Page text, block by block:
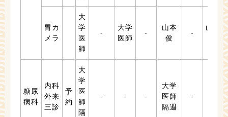
胃カ
メラ
大
学
医
師
-
大学
医師
-
山本
俊
-
山本
糖尿
病科
内科
外来
三診
予
約
大
学
医
師
隔
- - -
大学
医師
隔週
-